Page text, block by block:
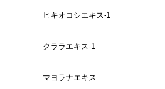
ヒキオコシエキス-1
クララエキス-1
マヨラナエキス